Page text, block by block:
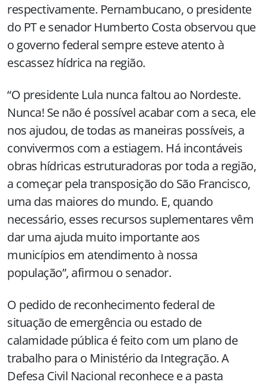
respectivamente. Pernambucano, o presidente
do PT e senador Humberto Costa observou que
o governo federal sempre esteve atento à
escassez hídrica na região.
“O presidente Lula nunca faltou ao Nordeste.
Nunca! Se não é possível acabar com a seca, ele
nos ajudou, de todas as maneiras possíveis, a
convivermos com a estiagem. Há incontáveis
obras hídricas estruturadoras por toda a região,
a começar pela transposição do São Francisco,
uma das maiores do mundo. E, quando
necessário, esses recursos suplementares vêm
dar uma ajuda muito importante aos
municípios em atendimento à nossa
população”, afirmou o senador.
O pedido de reconhecimento federal de
situação de emergência ou estado de
calamidade pública é feito com um plano de
trabalho para o Ministério da Integração. A
Defesa Civil Nacional reconhece e a pasta